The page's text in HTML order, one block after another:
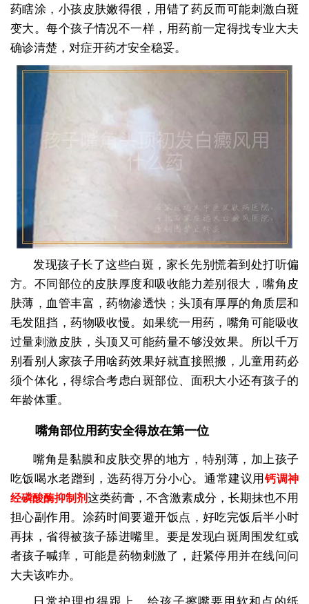
药瞎涂，小孩皮肤嫩得很，用错了药反而可能刺激白斑
变大。每个孩子情况不一样，用药前一定得找专业大夫
确诊清楚，对症开药才安全稳妥。
发现孩子长了这些白斑，家长先别慌着到处打听偏
方。不同部位的皮肤厚度和吸收能力差别很大，嘴角皮
肤薄，血管丰富，药物渗透快；头顶有厚厚的角质层和
毛发阻挡，药物吸收慢。如果统一用药，嘴角可能吸收
过量刺激皮肤，头顶又可能药量不够没效果。所以千万
别看别人家孩子用啥药效果好就直接照搬，儿童用药必
须个体化，得综合考虑白斑部位、面积大小还有孩子的
年龄体重。
嘴角部位用药安全得放在第一位
嘴角是黏膜和皮肤交界的地方，特别薄，加上孩子
吃饭喝水老蹭到，选药得万分小心。通常建议用 钙调神
经磷酸酶抑制剂这类药膏，不含激素成分，长期抹也不用
担心副作用。涂药时间要避开饭点，好吃完饭后半小时
再抹，省得被孩子舔进嘴里。要是发现白斑周围发红或
者孩子喊痒，可能是药物刺激了，赶紧停用并在线问问
大夫该咋办。